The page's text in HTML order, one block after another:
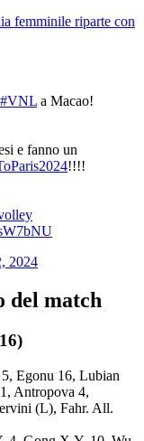
femminile riparte con
#VNL a Macao!
e fanno un
!!!!
2024
del match
Egonu 16, Lubian
Antropova 4,
(L), Fahr. All.